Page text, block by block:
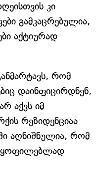
კი
გამკაცრებულია,
აქტიურად
რომ
დაინფიცირდნენ,
აქვს იმ
რეზიდენციაა
აღნიშნულია, რომ